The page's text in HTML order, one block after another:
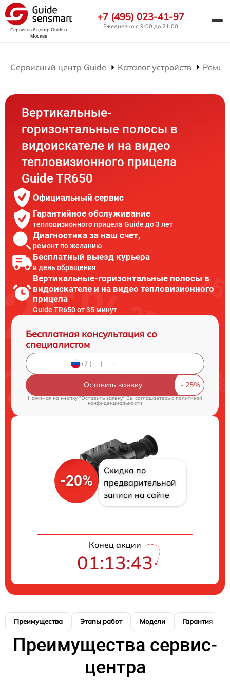
Сервисный центр Guideв
Москве
+7 (495) 023-41-97
Ежедневно с 9:00 до 21:00
Сервисный центр Guide Каталог устройств
Вертикальные-
горизонтальные полосы в
видоискателе и на видео
тепловизионного прицела
Guide TR650
Официальный сервис
Гарантийное обслуживание
тепловизионного прицела Guide до 3 лет
Диагностика за наш счет,
ремонт по желанию
Бесплатный выезд курьера
в день обращения
Вертикальные-горизонтальные полосы в
видоискателе и на видео тепловизионного
прицела
Guide TR650 от 35 минут
Бесплатная консультация со
специалистом
Оставить заявку
Нажимая на кнопку "Оставить заявку" Вы соглашаетесь cполитикой
конфиденциальности
-20%
Скидка по
предварительной
записи на сайте
Конец акции
01:13:42
Преимущества Этапы работ Модели Гарантия
Преимущества сервис-
центра